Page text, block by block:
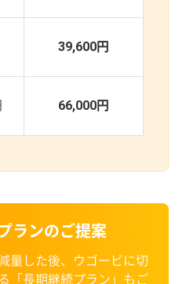
39,600円
66,000円
ランのご提案
量した後、ウゴービに切
「長期継続プラン」もご